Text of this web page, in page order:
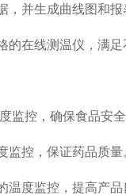
并生成曲线图和
在线测温仪，满足
监控，确保食品安全
控，保证药品质量
度监控，提高产品